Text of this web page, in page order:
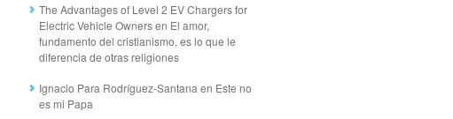
The Advantages of Level 2 EV Chargers for
Electric Vehicle Ownersen El amor,
fundamento del cristianismo, es lo que le
diferencia de otras religiones
Ignacio Para Rodríguez-Santana en Este no
es mi Papa